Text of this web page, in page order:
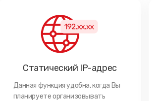
Статический IP-адрес
Данная функция удобна, когда Вы
планируете организовывать